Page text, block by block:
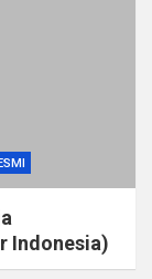
Indonesia)